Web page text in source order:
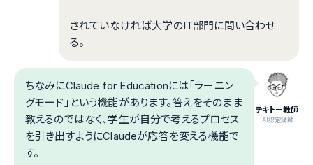
されていなければ大学のIT部門に問い合わせ
る。
テキトー教師
.AI認定講師
ちなみにClaude for Educationには「ラーニン
グモード」という機能があります。答えをそのまま
教えるのではなく、学生が自分で考えるプロセス
を引き出すようにClaudeが応答を変える機能で
す。